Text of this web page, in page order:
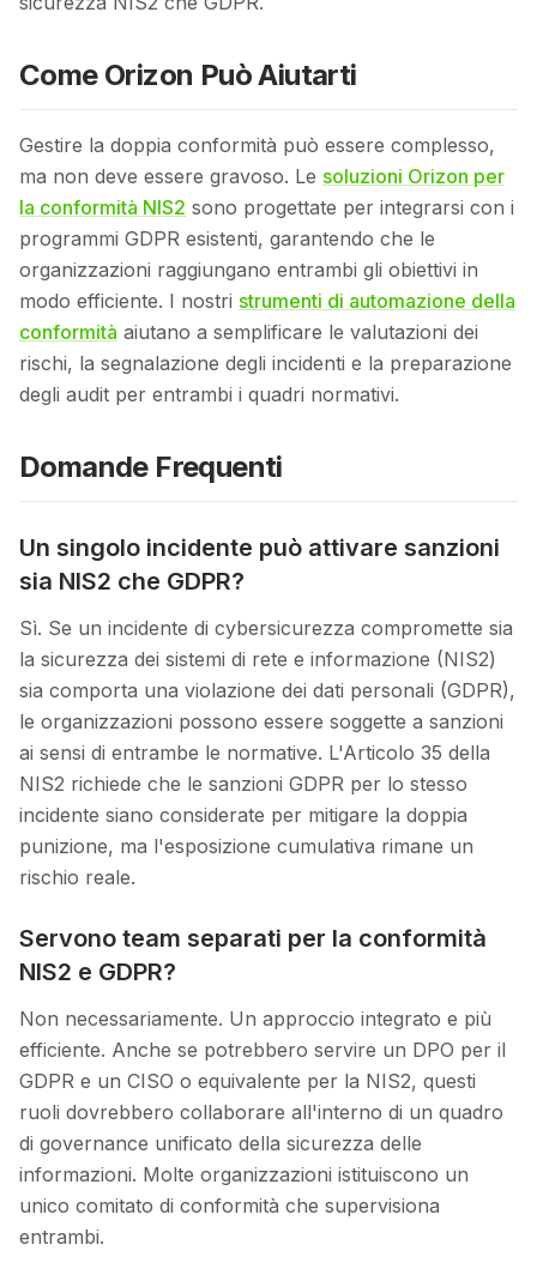
Come Orizon Può Aiutarti
Gestire la doppia conformità può essere complesso,
ma non deve essere gravoso. Le soluzioni Orizon per
la conformità NIS2 sono progettate per integrarsi con i
programmi GDPR esistenti, garantendo che le
organizzazioni raggiungano entrambi gli obiettivi in
modo efficiente. I nostri strumenti di automazione della
conformità aiutano a semplificare le valutazioni dei
rischi, la segnalazione degli incidenti e la preparazione
degli audit per entrambi i quadri normativi.
Domande Frequenti
Un singolo incidente può attivare sanzioni
sia NIS2 che GDPR?
Sì. Se un incidente di cybersicurezza compromette sia
la sicurezza dei sistemi di rete e informazione (NIS2)
sia comporta una violazione dei dati personali (GDPR),
le organizzazioni possono essere soggette a sanzioni
ai sensi di entrambe le normative. L'Articolo 35 della
NIS2 richiede che le sanzioni GDPR per lo stesso
incidente siano considerate per mitigare la doppia
punizione, ma l'esposizione cumulativa rimane un
rischio reale.
Servono team separati per la conformità
NIS2 e GDPR?
Non necessariamente. Un approccio integrato e più
efficiente. Anche se potrebbero servire un DPO per il
GDPR e un CISO o equivalente per la NIS2, questi
ruoli dovrebbero collaborare all'interno di un quadro
di governance unificato della sicurezza delle
informazioni. Molte organizzazioni istituiscono un
unico comitato di conformità che supervisiona
entrambi.